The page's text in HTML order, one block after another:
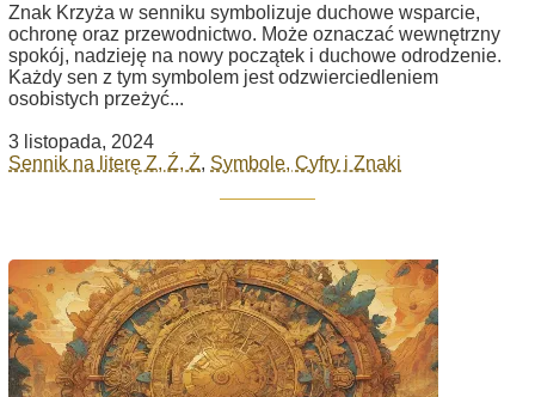
Znak Krzyża w senniku symbolizuje duchowe wsparcie,
ochronę oraz przewodnictwo. Może oznaczać wewnętrzny
spokój, nadzieję na nowy początek i duchowe odrodzenie.
Każdy sen z tym symbolem jest odzwierciedleniem
osobistych przeżyć...
3 listopada, 2024
Sennik na literę Z, Ź, Ż, Symbole, Cyfry i Znaki